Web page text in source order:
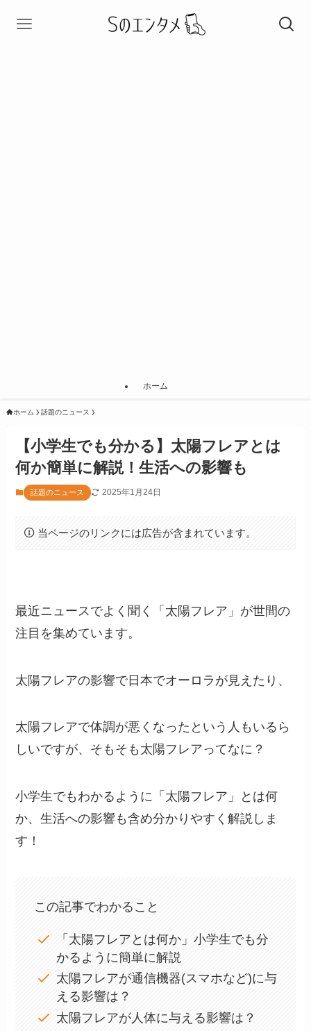
ホーム
ホーム 話題のニュース
【小学生でも分かる】太陽フレアとは
何か簡単に解説！生活への影響も
話題のニュース 2025年1月24日
当ページのリンクには広告が含まれています。
最近ニュースでよく聞く「太陽フレア」が世間の
注目を集めています。
太陽フレアの影響で日本でオーロラが見えたり、
太陽フレアで体調が悪くなったという人もいるら
しいですが、そもそも太陽フレアってなに？
小学生でもわかるように「太陽フレア」とは何
か、生活への影響も含め分かりやすく解説しま
す！
この記事でわかること
「太陽フレアとは何か」小学生でも分
かるように簡単に解説
太陽フレアが通信機器(スマホなど)に与
える影響は？
太陽フレアが人体に与える影響は？